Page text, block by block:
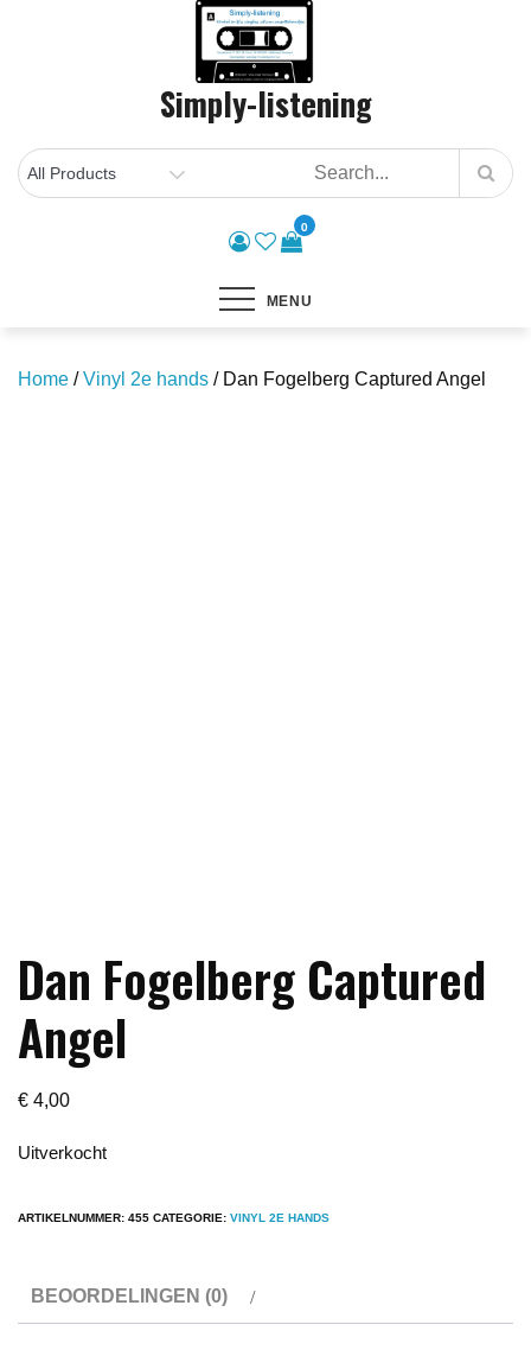
Simply-listening
0
MENU
Home /Vinyl 2e hands / Dan Fogelberg Captured Angel
Dan Fogelberg Captured
Angel
€ 4,00
Uitverkocht
ARTIKELNUMMER: 455 CATEGORIE: VINYL 2E HANDS
BEOORDELINGEN (0)